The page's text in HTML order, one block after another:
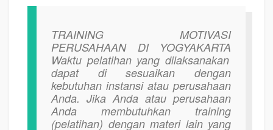
TRAINING MOTIVASI
PERUSAHAAN DI YOGYAKARTA
Waktu pelatihan yang dilaksanakan
dapat di sesuaikan dengan
kebutuhan instansi atau perusahaan
Anda. Jika Anda atau perusahaan
Anda membutuhkan training
(pelatihan) dengan materi lain yang